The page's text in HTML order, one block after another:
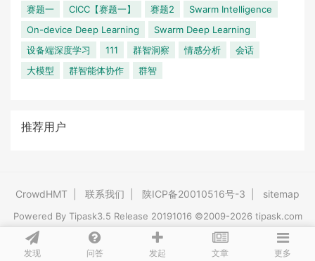
发现 问答 发起 文章 更多
赛题一
CICC【赛题一】 赛题2
Swarm Intelligence
On-device Deep Learning
Swarm Deep Learning
设备端深度学习
111 群智洞察 情感分析
会话
大模型
群智能体协作 群智
推荐用户
CrowdHMT 联系我们 陕ICP备20010516号-3 sitemap
Powered By Tipask3.5 Release 20191016 ©2009-2026 tipask.com